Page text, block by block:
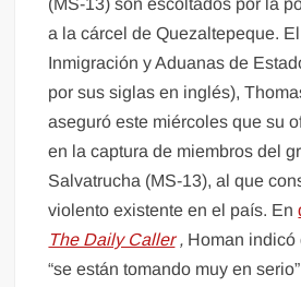
(MS-13) son escoltados por la
a la cárcel de Quezaltepeque.
Inmigración y Aduanas de
por sus siglas en inglés),
aseguró este miércoles que su
en la captura de miembros del
Salvatrucha (MS-13), al que
violento existente en el país. En
The Daily Caller , Homan indicó
“se están tomando muy en